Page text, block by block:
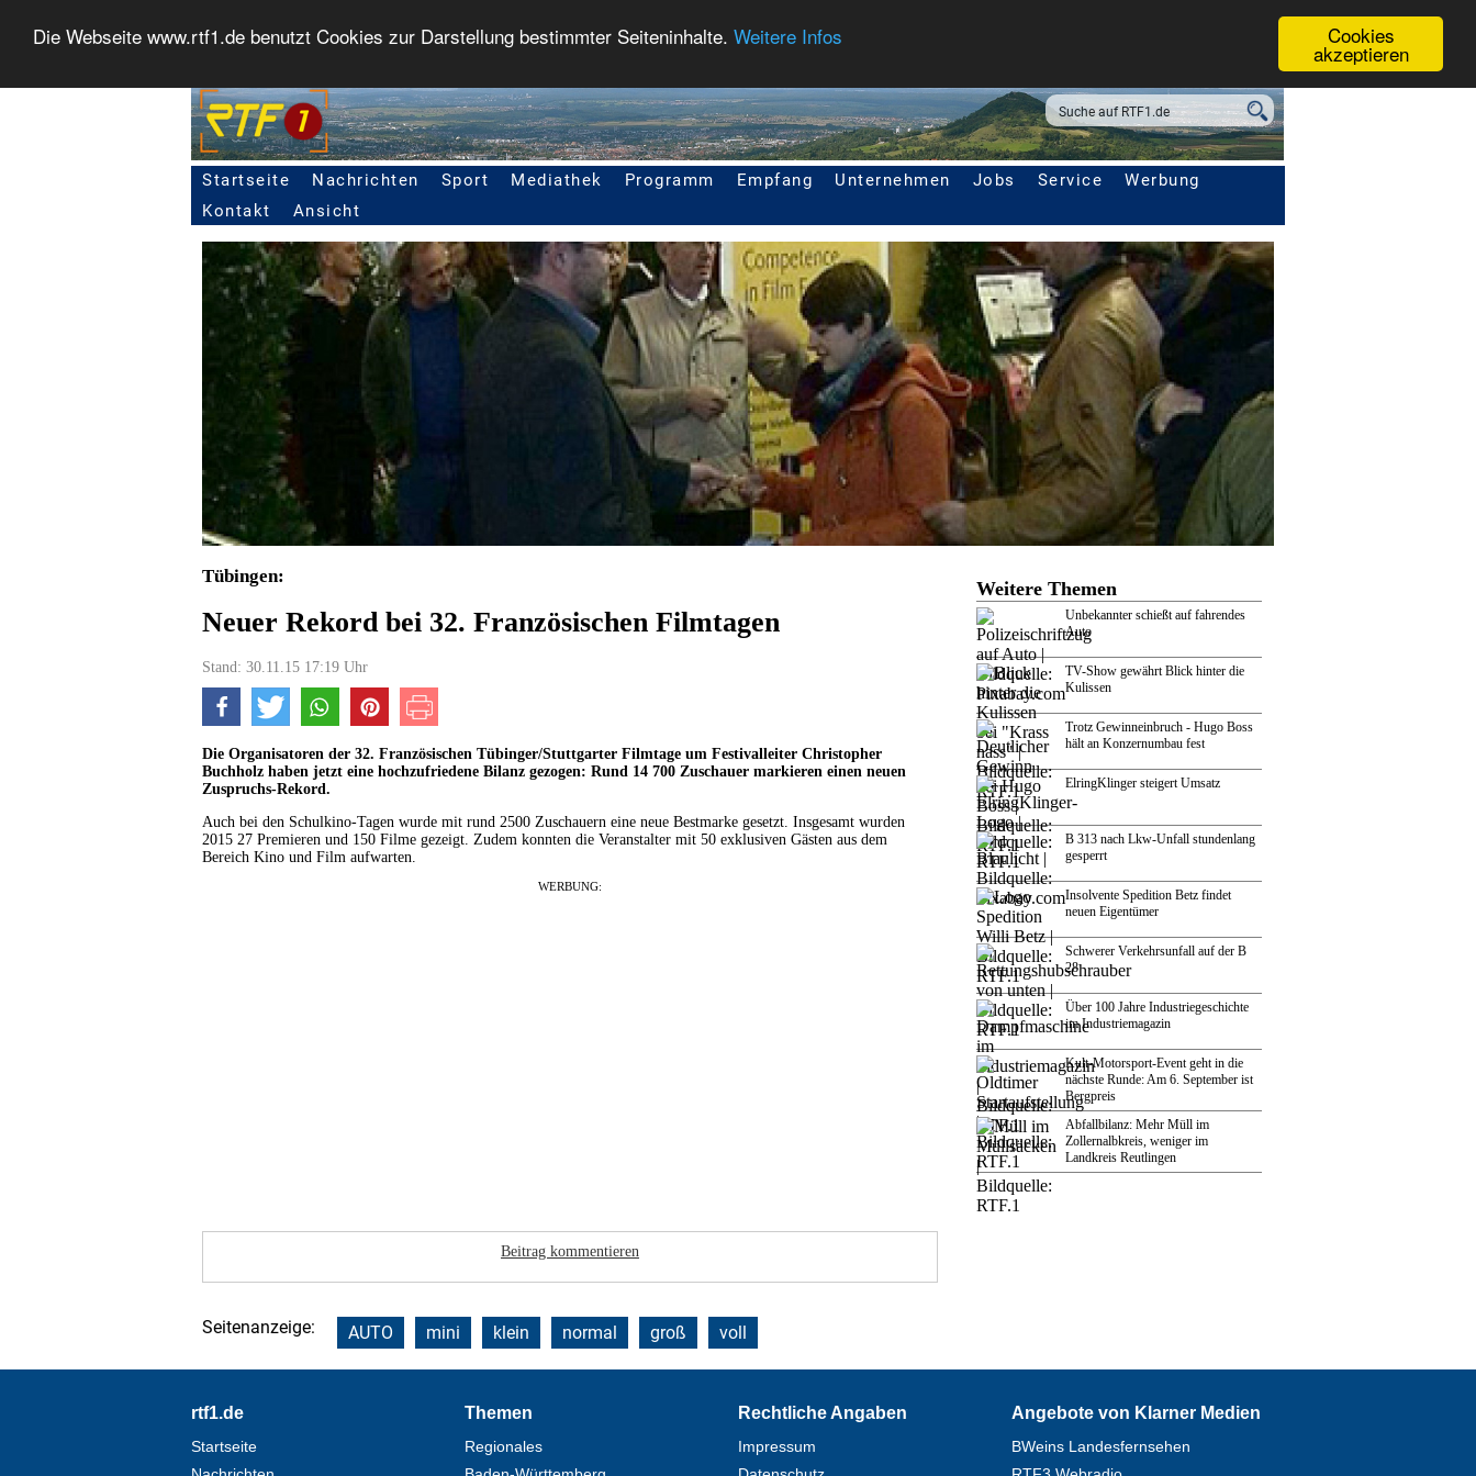
Cookies
akzeptieren
Die Webseite www.rtf1.de benutzt Cookies zur Darstellung bestimmter Seiteninhalte. Weitere Infos
Seitennavigation
Startseite Nachrichten Sport Mediathek Programm Empfang Unternehmen Jobs Service
Werbung
Kontakt
Ansicht
Tübingen:
Neuer Rekord bei 32. Französischen Filmtagen
Stand: 30.11.15 17:19 Uhr
Die Organisatoren der 32. Französischen Tübinger/Stuttgarter Filmtage um Festivalleiter Christopher
Buchholz haben jetzt eine hochzufriedene Bilanz gezogen: Rund 14 700 Zuschauer markieren einen neuen
Zuspruchs-Rekord.
Auch bei den Schulkino-Tagen wurde mit rund 2500 Zuschauern eine neue Bestmarke gesetzt. Insgesamt wurden
2015 27 Premieren und 150 Filme gezeigt. Zudem konnten die Veranstalter mit 50 exklusiven Gästen aus dem
Bereich Kino und Film aufwarten.
WERBUNG:
Beitrag kommentieren
Weitere Themen
Unbekannter schießt auf fahrendes
Auto
TV-Show gewährt Blick hinter die
Kulissen
Trotz Gewinneinbruch - Hugo Boss
hält an Konzernumbau fest
ElringKlinger steigert Umsatz
B 313 nach Lkw-Unfall stundenlang
gesperrt
Insolvente Spedition Betz findet
neuen Eigentümer
Schwerer Verkehrsunfall auf der B
28
Über 100 Jahre Industriegeschichte
im Industriemagazin
Kult-Motorsport-Event geht in die
nächste Runde: Am 6. September ist
Bergpreis
Abfallbilanz: Mehr Müll im
Zollernalbkreis, weniger im
Landkreis Reutlingen
Seitenanzeige: AUTO mini klein normal groß voll
rtf1.de
Startseite
Themen
Regionales
Rechtliche Angaben
Impressum
Angebote von Klarner Medien
BWeins Landesfernsehen